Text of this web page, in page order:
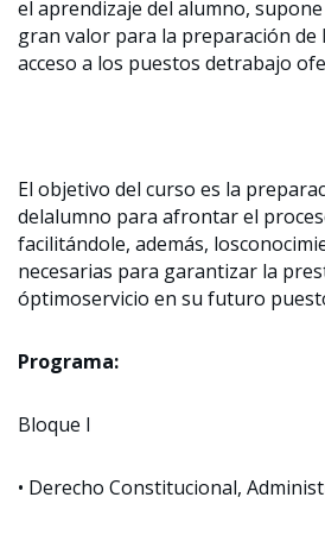
el aprendizaje del alumno,
gran valor para la preparación de
acceso a los puestos detrabajo
El objetivo del curso es la
delalumno para afrontar el
facilitándole, además,
necesarias para garantizar la
óptimoservicio en su futuro
Programa:
Bloque I
• Derecho Constitucional,